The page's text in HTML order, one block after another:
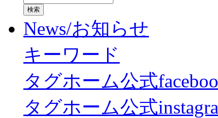
News/お知らせ
キーワード
タグホーム公式
タグホーム公式